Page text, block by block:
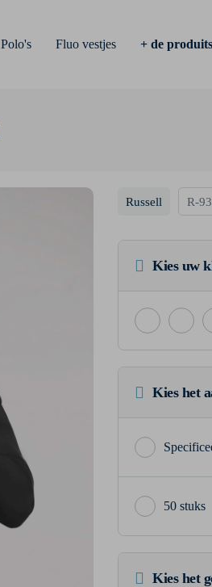
Polo's Fluo vestjes + de produits
Russell R-
Kies uw
Kies het
50 stuks
Kies het